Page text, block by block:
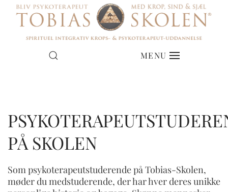
MENU
ANBEFALINGER FRA
HVAD SIGER DE STUDERENDE
NYE HOLD I JYLLAND
DATOER FOR OPSTART
PÅ SKOLEN
Som psykoterapeutstuderende på Tobias-Skolen,
møder du medstuderende, der har hver deres unikke